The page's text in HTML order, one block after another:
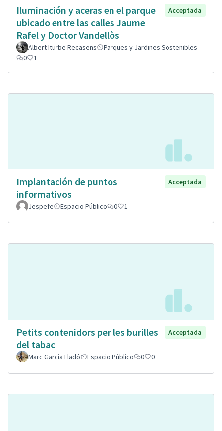
Iluminación y aceras en el parque
ubicado entre las calles Jaume
Rafel y Doctor Vandellòs
Acceptada
Albert Iturbe Recasens
Parques y Jardines Sostenibles
0
1
Implantación de puntos
informativos
Acceptada
Jespefe Espacio Público 0 1
Petits contenidors per les burilles
del tabac
Acceptada
Marc García Lladó Espacio Público 0 0